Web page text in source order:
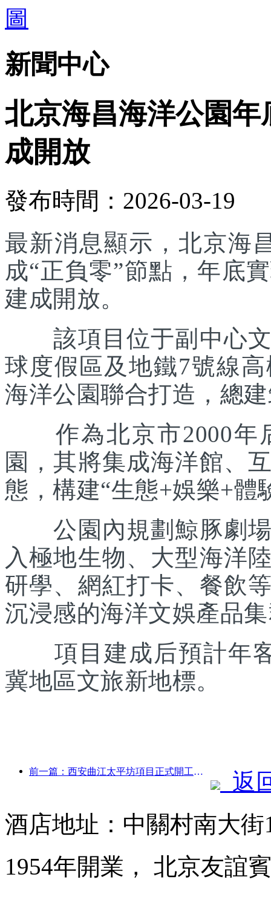
新聞中心
北京海昌海洋公園年
成開放
發布時間：2026-03-19
最新消息顯示，北京海
成“正負零”節點，年底
建成開放。
該項目位于副中心文
球度假區及地鐵7號線
海洋公園聯合打造，總
作為北京市2000年
園，其將集成海洋館、
態，構建“生態+娛樂+體
公園內規劃鯨豚劇場
入極地生物、大型海洋
研學、網紅打卡、餐飲
沉浸感的海洋文娛產品
項目建成后預計年客
冀地區文旅新地標。
前一篇：西安曲江太平坊項目正式開工，總建面13.7萬方
返
酒店地址：中關村南大街
1954年開業， 北京友